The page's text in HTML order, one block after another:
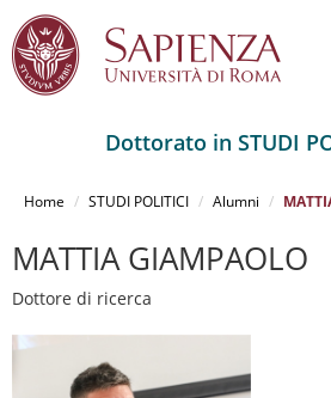
principale
Dottorato in STUDI
Home STUDI POLITICI Alumni
MATTIA GIAMPAOLO
Dottore di ricerca